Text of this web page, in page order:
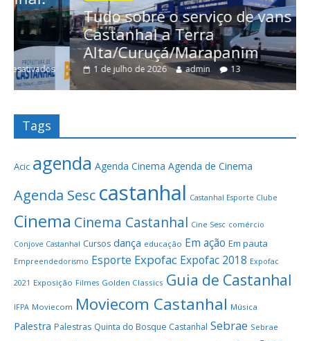
Tudo sobre o serviço de vans de
Castanhal a Terra
Alta/Curuçá/Marapanim
1 de julho de 2026 admin 13
Tags
Acic agenda Agenda Cinema Agenda de Cinema
Agenda Sesc castanhal Castanhal Esporte Clube
Cinema Cinema Castanhal Cine Sesc comércio
Conjove Castanhal Cursos dança educação Em ação Em pauta
Empreendedorismo Esporte Expofac Expofac 2018 Expofac
2021 Exposição Filmes Golden Classics Guia de Castanhal
IFPA Moviecom Moviecom Castanhal Música
Palestra Palestras Quinta do Bosque Castanhal Sebrae Sebrae